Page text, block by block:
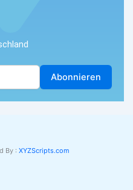
Abonnieren
By : XYZScripts.com